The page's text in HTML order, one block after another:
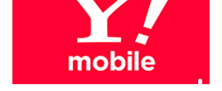
エンタメフリー
iPhone
Android